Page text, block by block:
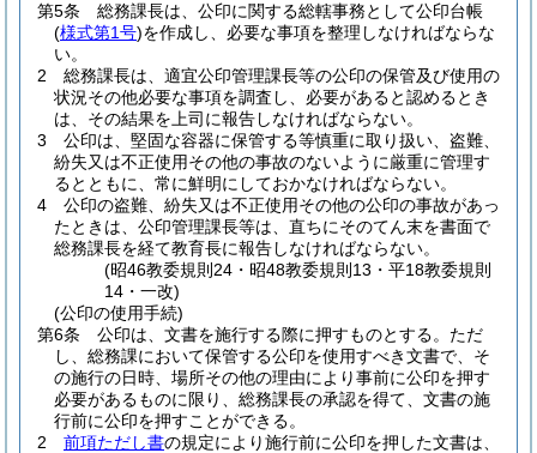
第5条
総務課長は、公印に関する総轄事務として公印台帳
(様式第1号)を作成し、必要な事項を整理しなければならな
い。
2
総務課長は、適宜公印管理課長等の公印の保管及び使用の
状況その他必要な事項を調査し、必要があると認めるとき
は、その結果を上司に報告しなければならない。
3
公印は、堅固な容器に保管する等慎重に取り扱い、盗難、
紛失又は不正使用その他の事故のないように厳重に管理す
るとともに、常に鮮明にしておかなければならない。
4
公印の盗難、紛失又は不正使用その他の公印の事故があっ
たときは、公印管理課長等は、直ちにそのてん末を書面で
総務課長を経て教育長に報告しなければならない。
(昭46教委規則24・昭48教委規則13・平18教委規則
14・一改)
(公印の使用手続)
第6条
公印は、文書を施行する際に押すものとする。 ただ
し、総務課において保管する公印を使用すべき文書で、そ
の施行の日時、場所その他の理由により事前に公印を押す
必要があるものに限り、総務課長の承認を得て、文書の施
行前に公印を押すことができる。
2
前項ただし書の規定により施行前に公印を押した文書は、